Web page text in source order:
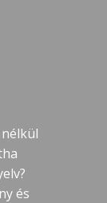
és